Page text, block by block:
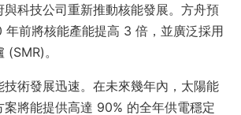
科技公司重新推動核能發展。方舟預
前將核能產能提高 3 倍，並廣泛採用
。
技術發展迅速。在未來幾年內，太陽能
案將能提供高達 90% 的全年供電穩定